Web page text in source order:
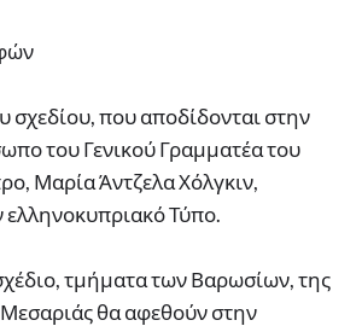
σχεδίου, που αποδίδονται στην
του Γενικού Γραμματέα του
Μαρία Άντζελα Χόλγκιν,
ελληνοκυπριακό Τύπο.
τμήματα των Βαρωσίων, της
θα αφεθούν στην